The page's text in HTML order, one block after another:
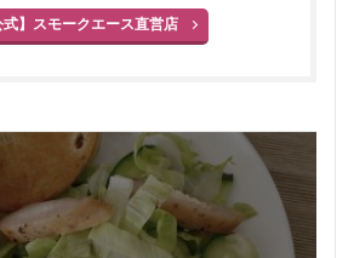
式】スモークエース直営店